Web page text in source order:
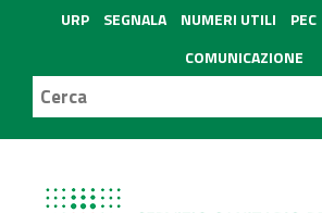
URP SEGNALA NUMERI UTILI PEC
COMUNICAZIONE